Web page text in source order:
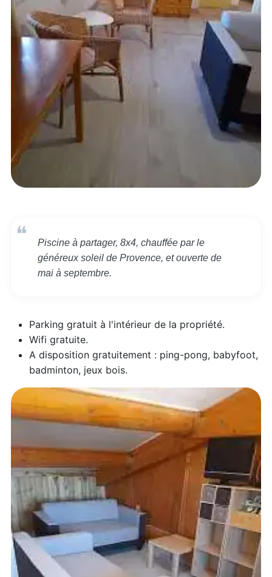
Piscine à partager, 8x4, chauffée par le
généreux soleil de Provence, et ouverte de
mai à septembre.
Parking gratuit à l'intérieur de la propriété.
Wifi gratuite.
A disposition gratuitement : ping-pong, babyfoot,
badminton, jeux bois.